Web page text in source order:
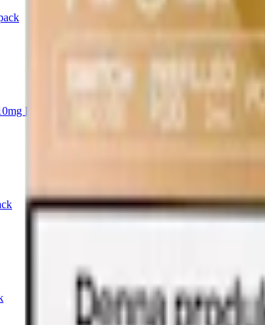
Pod 2-pack